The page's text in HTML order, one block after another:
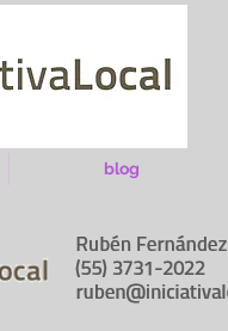
blog